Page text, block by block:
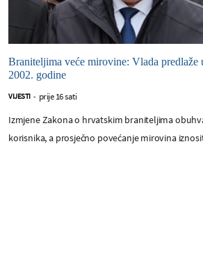
Braniteljima veće mirovine: Vlada predlaže
2002. godine
VIJESTI - prije 16 sati
Izmjene Zakona o hrvatskim braniteljima
korisnika, a prosječno povećanje mirovina